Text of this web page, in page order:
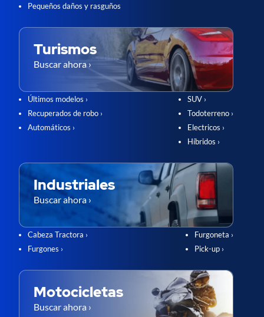
Pequeños daños y rasguños
Turismos
Buscar ahora ›
Últimos modelos ›
Recuperados de robo ›
Automáticos ›
SUV ›
Todoterreno ›
Electricos ›
Híbridos ›
Industriales
Buscar ahora ›
Cabeza Tractora ›
Furgones ›
Furgoneta ›
Pick-up ›
Motocicletas
Buscar ahora ›